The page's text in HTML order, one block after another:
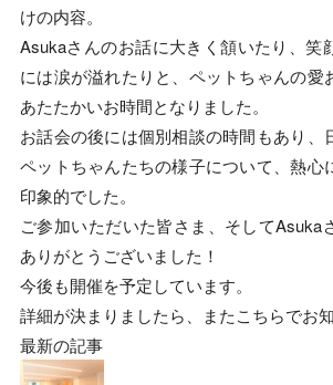
けの内容。
Asukaさんのお話に大きく頷いたり、笑
には涙が溢れたりと、ペットちゃんの愛
あたたかいお時間となりました。
お話会の後には個別相談の時間もあり、
ペットちゃんたちの様子について、熱心
印象的でした。
ご参加いただいた皆さま、そしてAsuka
ありがとうございました！
今後も開催を予定しています。
詳細が決まりましたら、またこちらでお
最新の記事